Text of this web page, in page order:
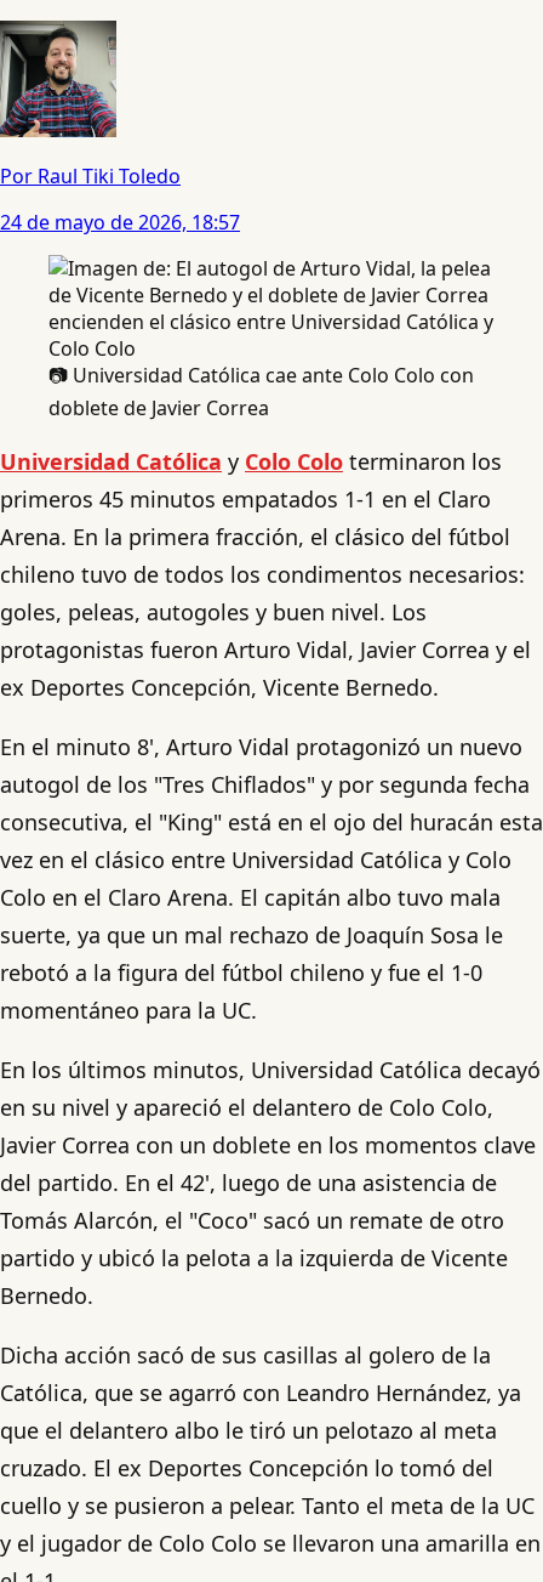
Por Raul Tiki Toledo
24 de mayo de 2026, 18:57
📷 Universidad Católica cae ante Colo Colo con
doblete de Javier Correa
Universidad Católica y Colo Colo terminaron los
primeros 45 minutos empatados 1-1 en el Claro
Arena. En la primera fracción, el clásico del fútbol
chileno tuvo de todos los condimentos necesarios:
goles, peleas, autogoles y buen nivel. Los
protagonistas fueron Arturo Vidal, Javier Correa y el
ex Deportes Concepción, Vicente Bernedo.
En el minuto 8', Arturo Vidal protagonizó un nuevo
autogol de los "Tres Chiflados" y por segunda fecha
consecutiva, el "King" está en el ojo del huracán esta
vez en el clásico entre Universidad Católica y Colo
Colo en el Claro Arena. El capitán albo tuvo mala
suerte, ya que un mal rechazo de Joaquín Sosa le
rebotó a la figura del fútbol chileno y fue el 1-0
momentáneo para la UC.
En los últimos minutos, Universidad Católica decayó
en su nivel y apareció el delantero de Colo Colo,
Javier Correa con un doblete en los momentos clave
del partido. En el 42', luego de una asistencia de
Tomás Alarcón, el "Coco" sacó un remate de otro
partido y ubicó la pelota a la izquierda de Vicente
Bernedo.
Dicha acción sacó de sus casillas al golero de la
Católica, que se agarró con Leandro Hernández, ya
que el delantero albo le tiró un pelotazo al meta
cruzado. El ex Deportes Concepción lo tomó del
cuello y se pusieron a pelear. Tanto el meta de la UC
y el jugador de Colo Colo se llevaron una amarilla en